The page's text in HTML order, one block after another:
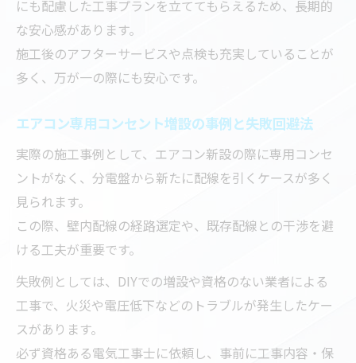
にも配慮した工事プランを立ててもらえるため、長期的
な安心感があります。
施工後のアフターサービスや点検も充実していることが
多く、万が一の際にも安心です。
エアコン専用コンセント増設の事例と失敗回避法
実際の施工事例として、エアコン新設の際に専用コンセ
ントがなく、分電盤から新たに配線を引くケースが多く
見られます。
この際、壁内配線の経路選定や、既存配線との干渉を避
ける工夫が重要です。
失敗例としては、DIYでの増設や資格のない業者による
工事で、火災や電圧低下などのトラブルが発生したケー
スがあります。
必ず資格ある電気工事士に依頼し、事前に工事内容・保